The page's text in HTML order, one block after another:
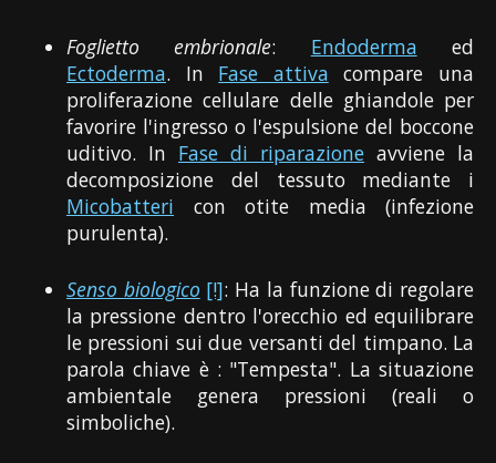
Foglietto embrionale: Endoderma ed
Ectoderma. In Fase attiva compare una
proliferazione cellulare delle ghiandole per
favorire l'ingresso o l'espulsione del boccone
uditivo. In Fase di riparazione avviene la
decomposizione del tessuto mediante i
Micobatteri con otite media (infezione
purulenta).
Senso biologico [!]: Ha la funzione di regolare
la pressione dentro l'orecchio ed equilibrare
le pressioni sui due versanti del timpano. La
parola chiave è : "Tempesta". La situazione
ambientale genera pressioni (reali o
simboliche).